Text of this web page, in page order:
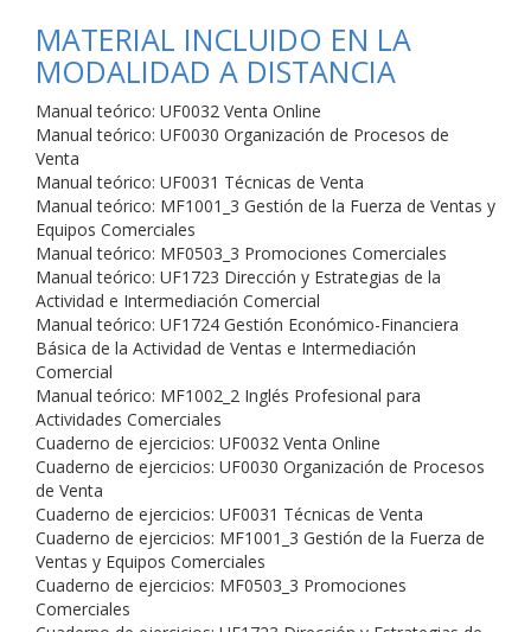
MATERIAL INCLUIDO EN LA
MODALIDAD A DISTANCIA
Manual teórico: UF0032 Venta Online
Manual teórico: UF0030 Organización de Procesos de
Venta
Manual teórico: UF0031 Técnicas de Venta
Manual teórico: MF1001_3 Gestión de la Fuerza de Ventas y
Equipos Comerciales
Manual teórico: MF0503_3 Promociones Comerciales
Manual teórico: UF1723 Dirección y Estrategias de la
Actividad e Intermediación Comercial
Manual teórico: UF1724 Gestión Económico-Financiera
Básica de la Actividad de Ventas e Intermediación
Comercial
Manual teórico: MF1002_2 Inglés Profesional para
Actividades Comerciales
Cuaderno de ejercicios: UF0032 Venta Online
Cuaderno de ejercicios: UF0030 Organización de Procesos
de Venta
Cuaderno de ejercicios: UF0031 Técnicas de Venta
Cuaderno de ejercicios: MF1001_3 Gestión de la Fuerza de
Ventas y Equipos Comerciales
Cuaderno de ejercicios: MF0503_3 Promociones
Comerciales